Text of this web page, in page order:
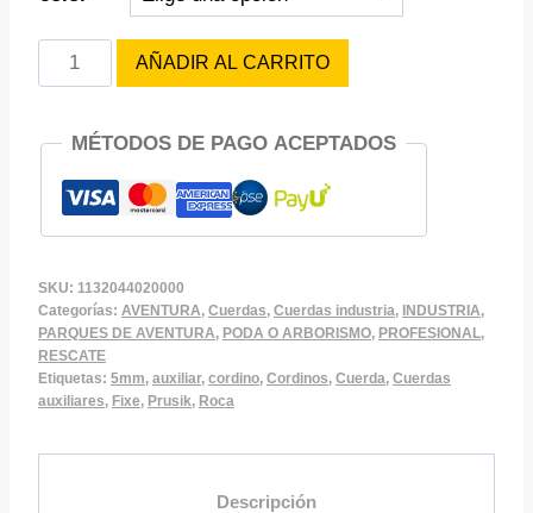
CORDINO
ROCA
cantidad
AÑADIR AL CARRITO
MÉTODOS DE PAGO ACEPTADOS
SKU: 1132044020000
Categorías: AVENTURA, Cuerdas, Cuerdas industria, INDUSTRIA,
PARQUES DE AVENTURA, PODA O ARBORISMO, PROFESIONAL,
RESCATE
Etiquetas: 5mm, auxiliar, cordino, Cordinos, Cuerda, Cuerdas
auxiliares, Fixe, Prusik, Roca
Descripción